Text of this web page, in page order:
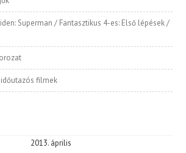
Superman / Fantasztikus 4-es: Első lépések /
időutazós filmek
2013. április